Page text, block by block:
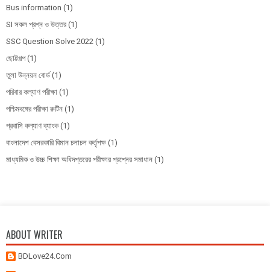
Bus information (1)
SI সকল প্রশ্ন ও উত্তর (1)
SSC Question Solve 2022 (1)
ছোট্টগল্প (1)
তুলা উন্নয়ন বোর্ড (1)
পরিবার কল্যাণ পরীক্ষা (1)
পশ্চিমবঙ্গের পরীক্ষা রুটিন (1)
প্রবাসি কল্যাণ ব্যাংক (1)
বাংলাদেশ বেসরকারি বিমান চলাচল কর্তৃপক্ষ (1)
মাধ্যমিক ও উচ্চ শিক্ষা অধিদপ্তরের পরীক্ষার প্রশ্নের সমাধান (1)
ABOUT WRITER
BDLove24.Com